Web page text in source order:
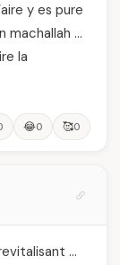
y es pure
machallah …
la
😂0 🥰0
…